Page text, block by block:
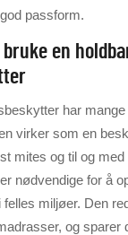
passform.
bruke en
har
virker som en
mites og til og
nødvendige for å
miljøer. Den
og sparer